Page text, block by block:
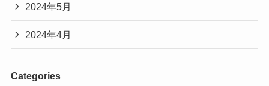
2024年5月
2024年4月
Categories